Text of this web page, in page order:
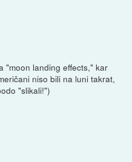
"moon landing effects," kar
niso bili na luni takrat,
"slikali!")